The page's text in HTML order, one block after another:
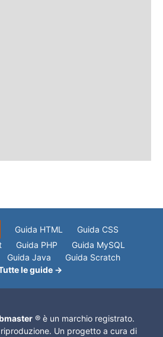
Guida HTML
Guida CSS
Guida PHP
Guida MySQL
Guida Java
Guida Scratch
le guide →
® è un marchio registrato.
Un progetto a cura di